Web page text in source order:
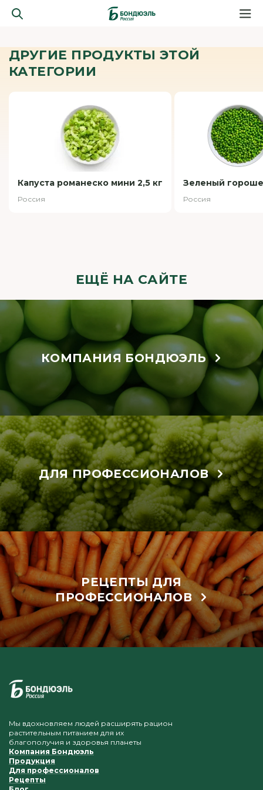
ДРУГИЕ ПРОДУКТЫ ЭТОЙ
КАТЕГОРИИ
Капуста романеско мини 2,5 кг
Россия
Зеленый
Россия
ЕЩЁ НА САЙТЕ
КОМПАНИЯ БОНДЮЭЛЬ
ДЛЯ ПРОФЕССИОНАЛОВ
РЕЦЕПТЫ ДЛЯ
ПРОФЕССИОНАЛОВ
Мы вдохновляем людей расширять рацион
растительным питанием для их
благополучия и здоровья планеты
Компания Бондюэль
Продукция
Для профессионалов
Рецепты